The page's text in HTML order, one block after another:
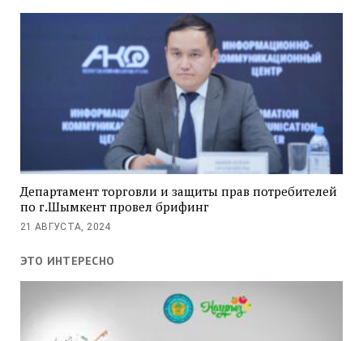
Департамент торговли и защиты прав потребителей
по г.Шымкент провел брифинг
21 АВГУСТА, 2024
ЭТО ИНТЕРЕСНО